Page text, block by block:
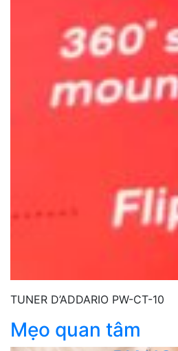
TUNER D’ADDARIO PW-CT-10
Mẹo quan tâm